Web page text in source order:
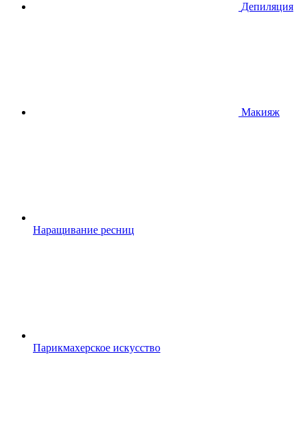
Депиляция
Макияж
Наращивание ресниц
Парикмахерское искусство